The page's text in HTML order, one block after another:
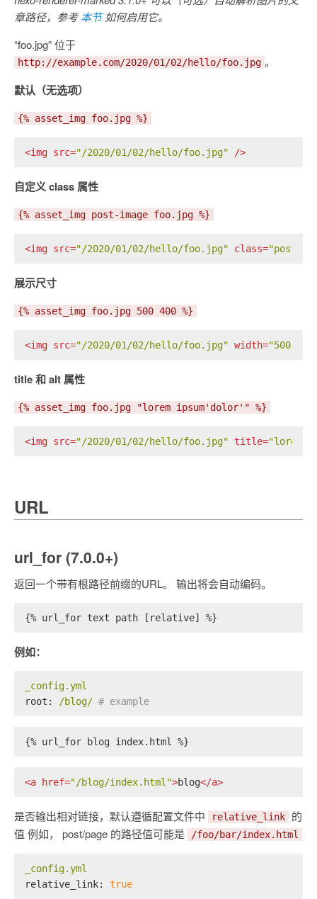
章路径，参考本节如何启用它。
“foo.jpg” 位于
http://example.com/2020/01/02/hello/foo.jpg 。
默认（无选项）
{% asset_img foo.jpg %}
<img src="/2020/01/02/hello/foo.jpg" />
自定义 class 属性
{% asset_img post-image foo.jpg %}
<img src="/2020/01/02/hello/foo.jpg" class="post-
展示尺寸
{% asset_img foo.jpg 500 400 %}
<img src="/2020/01/02/hello/foo.jpg" width="500"
title 和 alt 属性
{% asset_img foo.jpg "lorem ipsum'dolor'" %}
<img src="/2020/01/02/hello/foo.jpg" title="lorem
URL
url_for (7.0.0+)
返回一个带有根路径前缀的URL。 输出将会自动编码。
{% url_for text path [relative] %}
例如：
_config.yml
root:
/blog/ # example
{% url_for blog index.html %}
<a href="/blog/index.html">blog</a>
是否输出相对链接，默认遵循配置文件中 relative_link
的
值 例如， post/page 的路径值可能是
/foo/bar/index.html
_config.yml
relative_link:
true